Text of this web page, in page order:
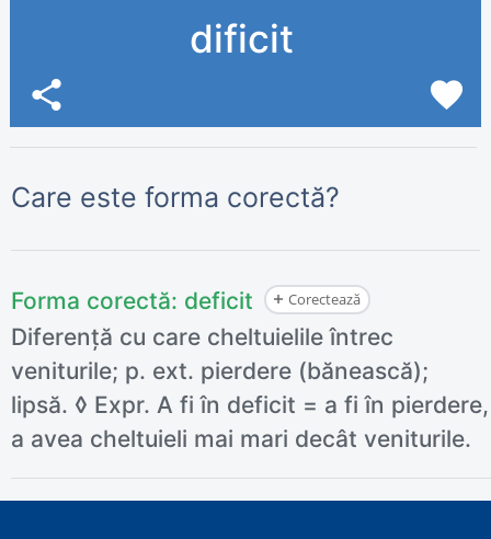
dificit
share favorite
Care este forma corectă?
Forma corectă: deficit Corectează
Diferență cu care cheltuielile întrec
veniturile; p. ext. pierdere (bănească);
lipsă. ◊ Expr. A fi în deficit = a fi în pierdere,
a avea cheltuieli mai mari decât veniturile.